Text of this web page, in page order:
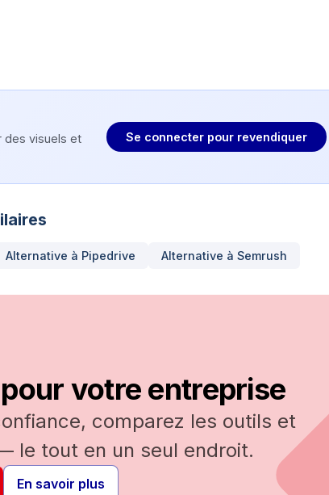
des visuels et
Se connecter pour revendiquer
Alternative à Pipedrive Alternative à Semrush
votre entreprise
comparez les outils et
le tout en un seul endroit.
En savoir plus